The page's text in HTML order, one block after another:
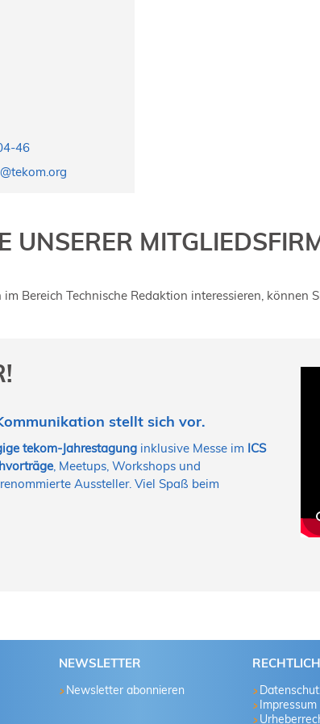
46
UNSERER
Bereich Technische Redaktion interessieren, können
stellt sich vor.
tekom-Jahrestagung inklusive Messe im ICS
, Meetups, Workshops und
Aussteller. Viel Spaß beim
NEWSLETTER
Newsletter abonnieren
Impressum